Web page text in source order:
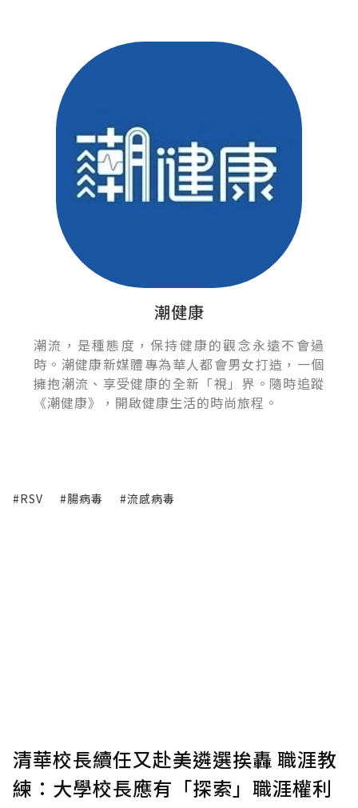
潮健康
潮流，是種態度，保持健康的觀念永遠不會過
時。潮健康新媒體專為華人都會男女打造，一個
擁抱潮流、享受健康的全新「視」界。隨時追蹤
《潮健康》，開啟健康生活的時尚旅程。
#RSV #腸病毒 #流感病毒
清華校長續任又赴美遴選挨轟 職涯教
練：大學校長應有「探索」職涯權利